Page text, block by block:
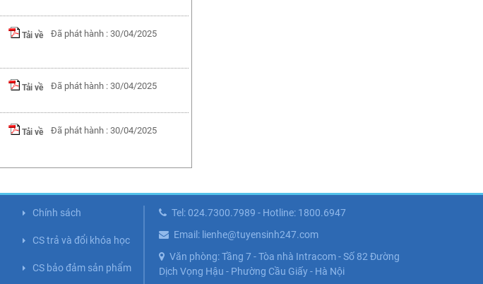
Tải về Đã phát hành : 30/04/2025
Tải về Đã phát hành : 30/04/2025
Tải về Đã phát hành : 30/04/2025
Chính sách
CS trả và đổi khóa học
CS bảo đảm sản phẩm
Tel: 024.7300.7989 - Hotline: 1800.6947
Email: lienhe@tuyensinh247.com
Văn phòng: Tầng 7 - Tòa nhà Intracom - Số 82 Đường
Dịch Vọng Hậu - Phường Cầu Giấy - Hà Nội